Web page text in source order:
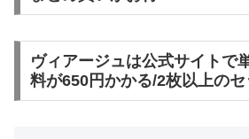
ヴィアージュは公式サイトで
料が650円かかる/2枚以上の